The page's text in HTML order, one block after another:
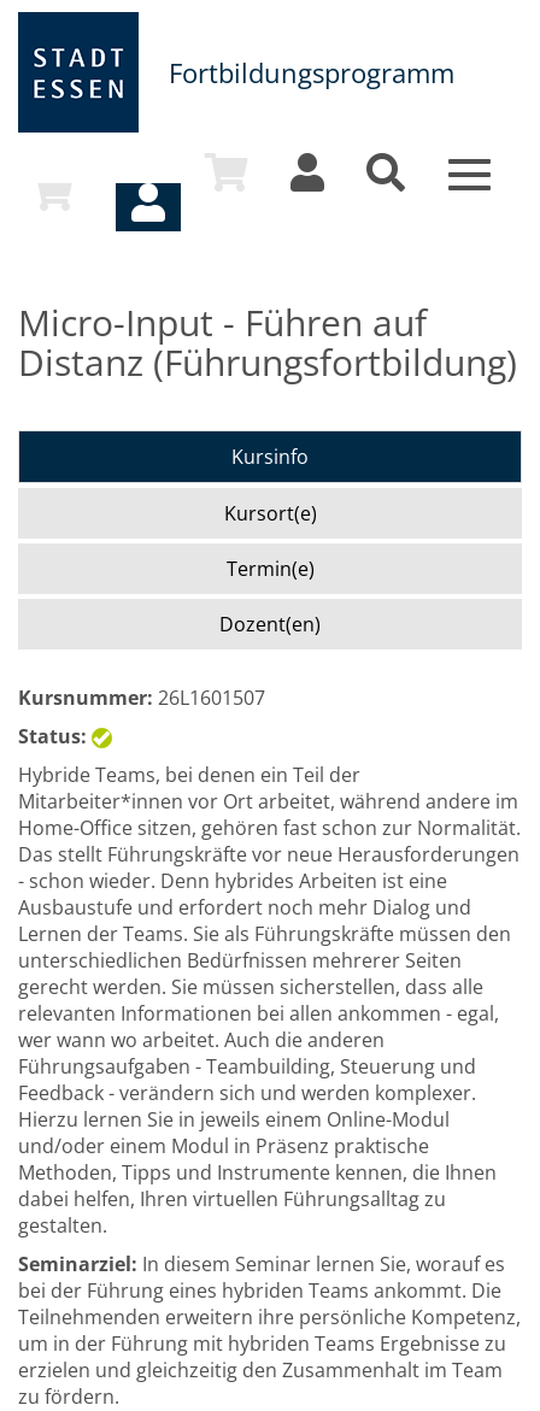
Fortbildungsprogramm
Toggle
Micro-Input - Führen auf
Distanz (Führungsfortbildung)
Kursinfo
Kursort(e)
Termin(e)
Dozent(en)
Kursnummer: 26L1601507
Status:
Hybride Teams, bei denen ein Teil der
Mitarbeiter*innen vor Ort arbeitet, während andere im
Home-Office sitzen, gehören fast schon zur Normalität.
Das stellt Führungskräfte vor neue Herausforderungen
- schon wieder. Denn hybrides Arbeiten ist eine
Ausbaustufe und erfordert noch mehr Dialog und
Lernen der Teams. Sie als Führungskräfte müssen den
unterschiedlichen Bedürfnissen mehrerer Seiten
gerecht werden. Sie müssen sicherstellen, dass alle
relevanten Informationen bei allen ankommen - egal,
wer wann wo arbeitet. Auch die anderen
Führungsaufgaben - Teambuilding, Steuerung und
Feedback - verändern sich und werden komplexer.
Hierzu lernen Sie in jeweils einem Online-Modul
und/oder einem Modul in Präsenz praktische
Methoden, Tipps und Instrumente kennen, die Ihnen
dabei helfen, Ihren virtuellen Führungsalltag zu
gestalten.
Seminarziel: In diesem Seminar lernen Sie, worauf es
bei der Führung eines hybriden Teams ankommt. Die
Teilnehmenden erweitern ihre persönliche Kompetenz,
um in der Führung mit hybriden Teams Ergebnisse zu
erzielen und gleichzeitig den Zusammenhalt im Team
zu fördern.